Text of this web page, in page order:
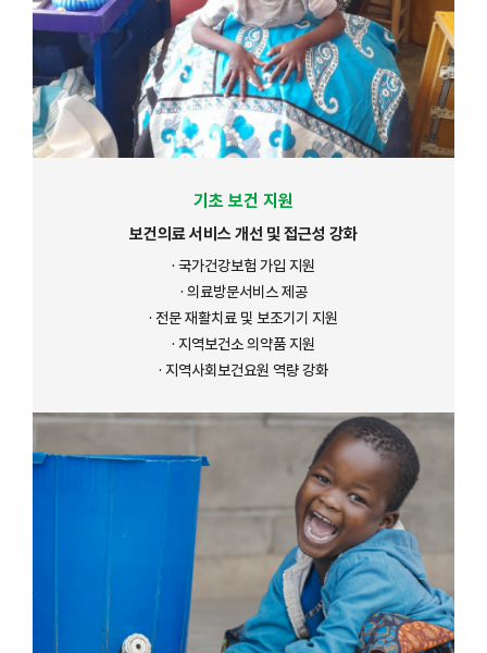
기초 보건 지원
보건의료 서비스 개선 및 접근성 강화
· 국가건강보험 가입 지원
· 의료방문서비스 제공
· 전문 재활치료 및 보조기기 지원
· 지역보건소 의약품 지원
· 지역사회보건요원 역량 강화